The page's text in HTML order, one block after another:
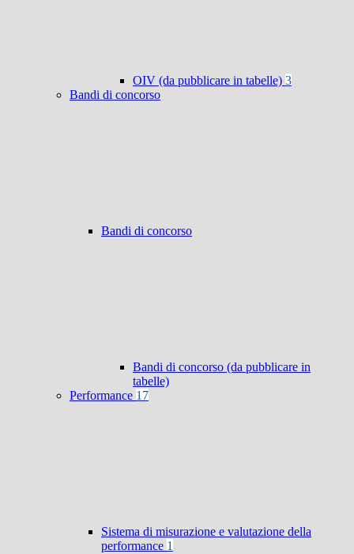
OIV (da pubblicare in tabelle) 3
Bandi di concorso
Bandi di concorso
Bandi di concorso (da pubblicare in
tabelle)
Performance 17
Sistema di misurazione e valutazione della
performance 1